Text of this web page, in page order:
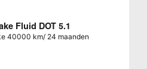
Fluid DOT 5.1
40000 km/ 24 maanden